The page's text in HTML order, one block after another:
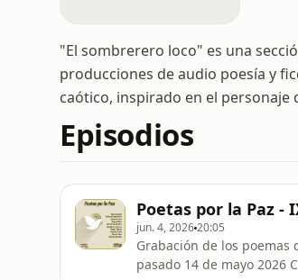
"El sombrerero loco" es una
producciones de audio poesía y
caótico, inspirado en el personaje
Episodios
Poetas por la Paz -
jun. 4, 202620:05
Grabación de los poemas
pasado 14 de mayo 2026 Créditos (Autora / poema / Voz): 1. Sara Teasdale (San Luis, USA, 1884-